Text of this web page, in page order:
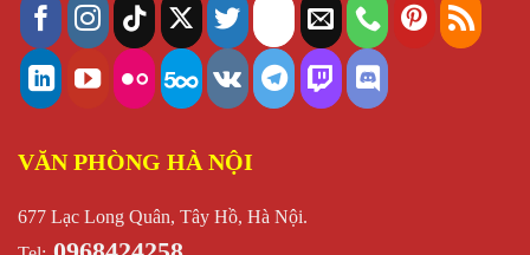
VĂN PHÒNG HÀ NỘI
677 Lạc Long Quân, Tây Hồ, Hà Nội.